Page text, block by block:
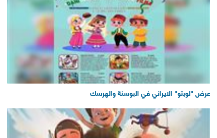
عرض "لوبتو" الايراني في البوسنة والهرسك